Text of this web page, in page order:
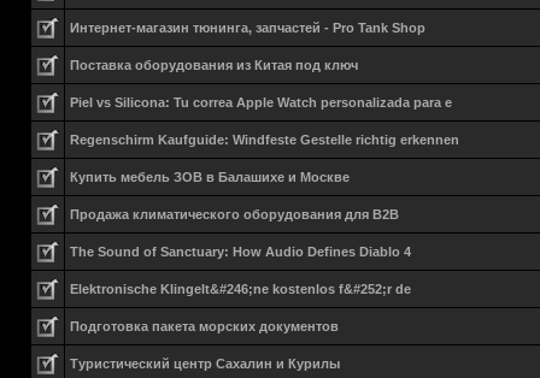
Интернет-магазин тюнинга, запчастей - Pro Tank Shop
Поставка оборудования из Китая под ключ
Piel vs Silicona: Tu correa Apple Watch personalizada para e
Regenschirm Kaufguide: Windfeste Gestelle richtig erkennen
Купить мебель ЗОВ в Балашихе и Москве
Продажа климатического оборудования для B2B
The Sound of Sanctuary: How Audio Defines Diablo 4
Elektronische Klingelt&#246;ne kostenlos f&#252;r de
Подготовка пакета морских документов
Туристический центр Сахалин и Курилы